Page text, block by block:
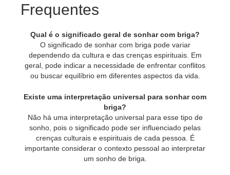
Frequentes
Qual é o significado geral de sonhar com briga?
O significado de sonhar com briga pode variar
dependendo da cultura e das crenças espirituais. Em
geral, pode indicar a necessidade de enfrentar conflitos
ou buscar equilíbrio em diferentes aspectos da vida.
Existe uma interpretação universal para sonhar com
briga?
Não há uma interpretação universal para esse tipo de
sonho, pois o significado pode ser influenciado pelas
crenças culturais e espirituais de cada pessoa. É
importante considerar o contexto pessoal ao interpretar
um sonho de briga.